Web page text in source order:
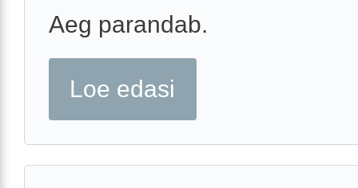
Aeg parandab.
Loe edasi